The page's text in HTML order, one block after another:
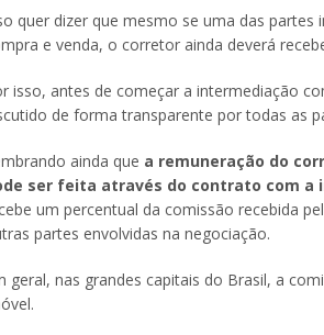
quer dizer que mesmo se uma das
e venda, o corretor ainda deverá
isso, antes de começar a intermediação
de forma transparente por todas as
ainda que a remuneração do
ser feita através do contrato com a
um percentual da comissão recebida
partes envolvidas na negociação.
geral, nas grandes capitais do Brasil, a